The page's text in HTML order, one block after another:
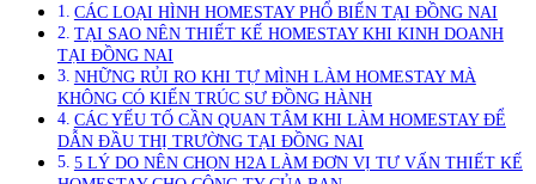
CÁC LOẠI HÌNH HOMESTAY PHỔ BIẾN TẠI ĐỒNG NAI
TẠI SAO NÊN THIẾT KẾ HOMESTAY KHI KINH DOANH
TẠI ĐỒNG NAI
NHỮNG RỦI RO KHI TỰ MÌNH LÀM HOMESTAY MÀ
KHÔNG CÓ KIẾN TRÚC SƯ ĐỒNG HÀNH
CÁC YẾU TỐ CẦN QUAN TÂM KHI LÀM HOMESTAY ĐỂ
DẪN ĐẦU THỊ TRƯỜNG TẠI ĐỒNG NAI
5 LÝ DO NÊN CHỌN H2A LÀM ĐƠN VỊ TƯ VẤN THIẾT KẾ